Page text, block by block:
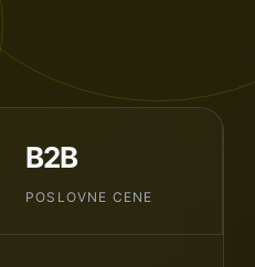
B2B
POSLOVNE CENE